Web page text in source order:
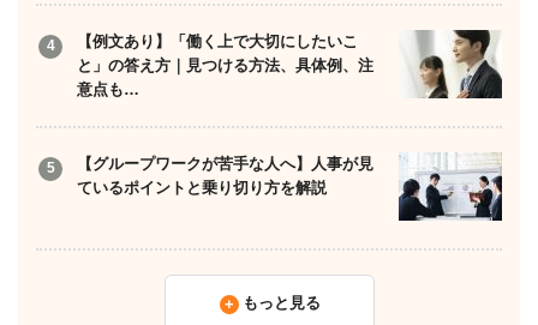
【例文あり】「働く上で大切にしたいこ
と」の答え方｜見つける方法、具体例、注
意点も…
【グループワークが苦手な人へ】人事が見
ているポイントと乗り切り方を解説
もっと見る